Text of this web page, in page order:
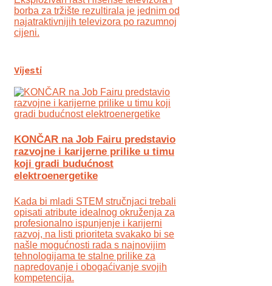
borba za tržište rezultirala je jednim od
najatraktivnijih televizora po razumnoj
cijeni.
Vijesti
KONČAR na Job Fairu predstavio
razvojne i karijerne prilike u timu
koji gradi budućnost
elektroenergetike
Kada bi mladi STEM stručnjaci trebali
opisati atribute idealnog okruženja za
profesionalno ispunjenje i karijerni
razvoj, na listi prioriteta svakako bi se
našle mogućnosti rada s najnovijim
tehnologijama te stalne prilike za
napredovanje i obogaćivanje svojih
kompetencija.